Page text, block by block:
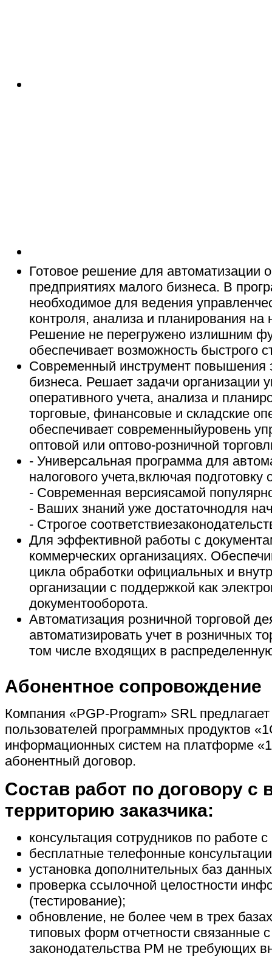
Готовое решение для автоматизации
предприятиях малого бизнеса. В
необходимое для ведения
контроля, анализа и планирования
Решение не перегружено излишним
обеспечивает возможность быстрого
Современный инструмент повышения
бизнеса. Решает задачи организации
оперативного учета, анализа и
торговые, финансовые и складские
обеспечивает современныйуровень
оптовой или оптово-розничной
- Универсальная программа для
налогового учета,включая подготовку
- Современная версиясамой
- Ваших знаний уже достаточнодля
- Строгое
Для эффективной работы с
коммерческих организациях.
цикла обработки официальных и
организации с поддержкой как
документооборота.
Автоматизация розничной торговой
автоматизировать учет в розничных
том числе входящих в
Абонентное сопровождение
Компания «PGP-Program» SRL
пользователей программных продуктов
информационных систем на платформе
абонентный договор.
Состав работ по договору с
территорию заказчика:
консультация сотрудников по
бесплатные телефонные
установка дополнительных баз
проверка ссылочной целостности
(тестирование);
обновление, не более чем в трех
типовых форм отчетности связанные
законодательства РМ не требующих